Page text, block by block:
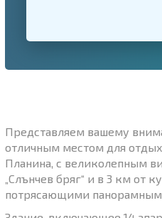
Представляем вашему
отличным местом для
Планина, с великолепным
„Слънчев бряг“ и в 3 км от
потрясающими